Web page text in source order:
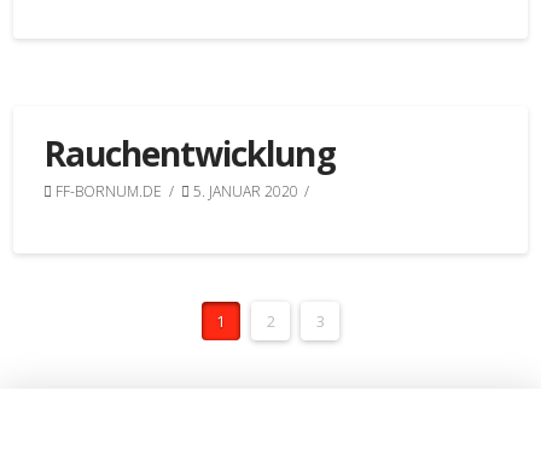
Rauchentwicklung
FF-BORNUM.DE 5. JANUAR 2020
1 2 3